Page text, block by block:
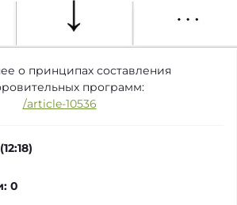
о принципах составления
программ:
/article-10536
0